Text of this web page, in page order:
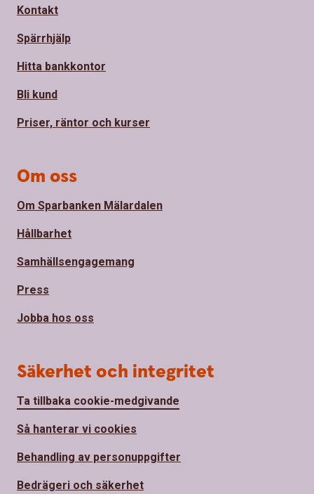
Kontakt
Spärrhjälp
Hitta bankkontor
Bli kund
Priser, räntor och kurser
Om oss
Om Sparbanken Mälardalen
Hållbarhet
Samhällsengagemang
Press
Jobba hos oss
Säkerhet och integritet
Ta tillbaka cookie-medgivande
Så hanterar vi cookies
Behandling av personuppgifter
Bedrägeri och säkerhet